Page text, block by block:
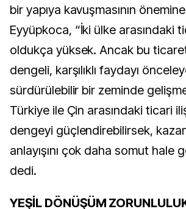
bir yapıya kavuşmasının
Eyyüpkoca, “İki ülke arasındaki
oldukça yüksek. Ancak bu
dengeli, karşılıklı faydayı
sürdürülebilir bir zeminde
Türkiye ile Çin arasındaki ticari
dengeyi güçlendirebilirsek,
anlayışını çok daha somut hale
dedi.
YEŞİL DÖNÜŞÜM